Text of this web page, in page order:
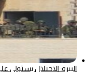
البيرة: الاحتلال